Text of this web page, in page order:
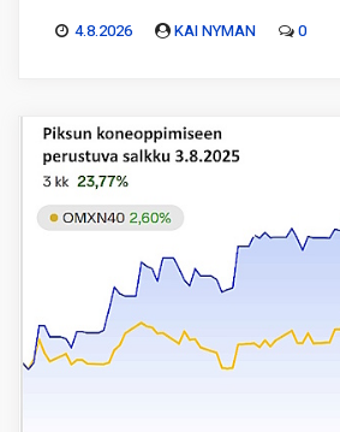
4.8.2026 KAI NYMAN 0